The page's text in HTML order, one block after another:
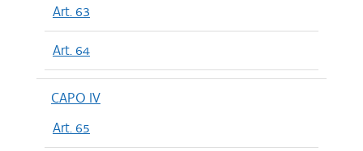
Art. 63
Art. 64
CAPO IV
Art. 65